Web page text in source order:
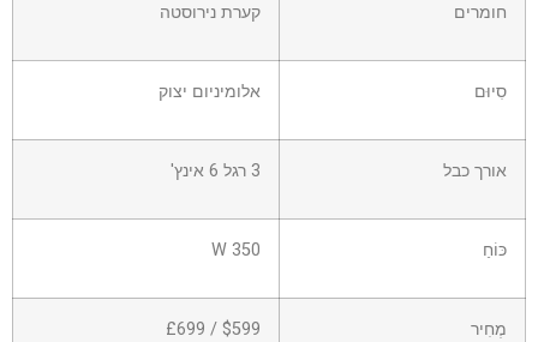
חומרים קערת נירוסטה
סִיוּם אלומיניום יצוק
אורך כבל 3 רגל 6 אינץ'
כּוֹחַ 350 W
מְחִיר $599 / £699